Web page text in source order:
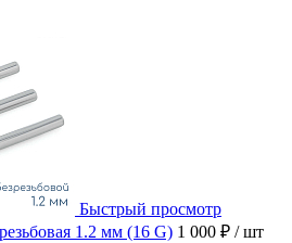
Быстрый просмотр
1.2 мм (16 G) 1 000 ₽ / шт